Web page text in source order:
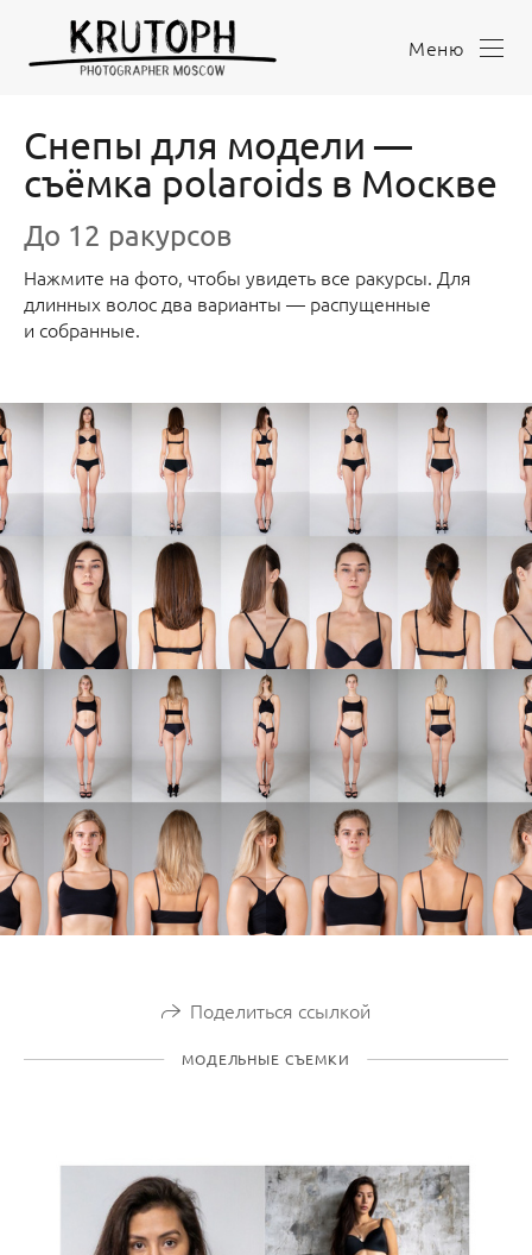
Меню
Снепы для модели —
съёмка polaroids в Москве
До 12 ракурсов
Нажмите на фото, чтобы увидеть все ракурсы. Для
длинных волос два варианты — распущенные
и собранные.
Поделиться ссылкой
МОДЕЛЬНЫЕ СЪЕМКИ